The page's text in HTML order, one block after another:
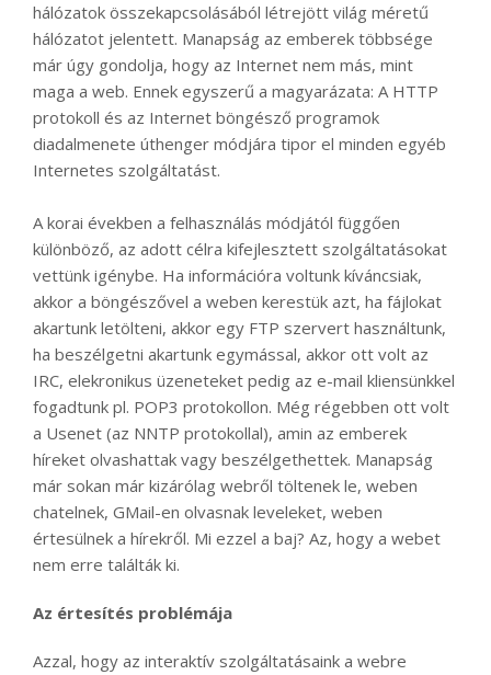
hálózatok összekapcsolásából létrejött világ méretű
hálózatot jelentett. Manapság az emberek többsége
már úgy gondolja, hogy az Internet nem más, mint
maga a web. Ennek egyszerű a magyarázata: A HTTP
protokoll és az Internet böngésző programok
diadalmenete úthenger módjára tipor el minden egyéb
Internetes szolgáltatást.
A korai években a felhasználás módjától függően
különböző, az adott célra kifejlesztett szolgáltatásokat
vettünk igénybe. Ha információra voltunk kíváncsiak,
akkor a böngészővel a weben kerestük azt, ha fájlokat
akartunk letölteni, akkor egy FTP szervert használtunk,
ha beszélgetni akartunk egymással, akkor ott volt az
IRC, elekronikus üzeneteket pedig az e-mail kliensünkkel
fogadtunk pl. POP3 protokollon. Még régebben ott volt
a Usenet (az NNTP protokollal), amin az emberek
híreket olvashattak vagy beszélgethettek. Manapság
már sokan már kizárólag webről töltenek le, weben
chatelnek, GMail-en olvasnak leveleket, weben
értesülnek a hírekről. Mi ezzel a baj? Az, hogy a webet
nem erre találták ki.
Az értesítés problémája
Azzal, hogy az interaktív szolgáltatásaink a webre